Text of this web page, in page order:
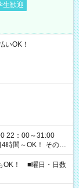
生歓迎
OK！
22：00～31:00
OK！ その他
い！
OK！ ■曜日・日数